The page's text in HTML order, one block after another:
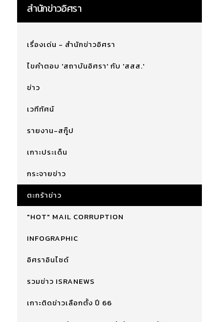
สำนักข่าวอิศรา
เรื่องเด่น - สำนักข่าวอิศรา
ไขคำตอบ 'สถาบันอิศรา' กับ 'สสส.'
ข่าว
เวทีทัศน์
รายงาน-สกู๊ป
เกาะประเด็น
กระจายข่าว
ตะกร้าข่าว
"HOT" MAIL CORRUPTION
INFOGRAPHIC
อิศราอินไซด์
รวมข่าว ISRANEWS
เกาะติดข่าวเลือกตั้ง ปี 66